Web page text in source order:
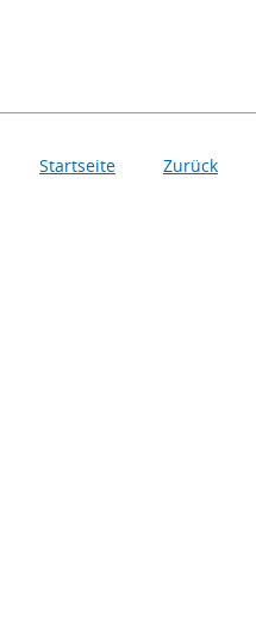
Startseite Zurück